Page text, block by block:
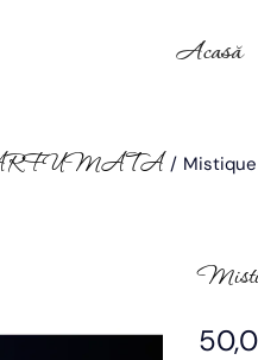
Acasă
/ Mistique